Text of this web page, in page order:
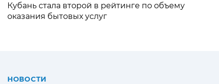
Кубань стала второй в рейтинге по объему
оказания бытовых услуг
НОВОСТИ